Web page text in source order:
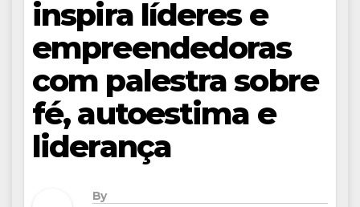
inspira líderes e
empreendedoras
com palestra sobre
fé, autoestima e
liderança
By